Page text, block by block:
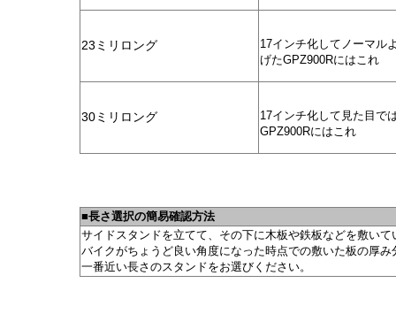
23ミリロング
17インチ化してノーマル
げたGPZ900Rにはこれ
30ミリロング
17インチ化して見た目で
GPZ900Rにはこれ
■長さ選択の簡易確認方法
サイドスタンドを立てて、その下に木板や鉄板などを敷いて
バイクがちょうど良い角度になった時点での敷いた板の厚み
一番近い長さのスタンドをお選びください。